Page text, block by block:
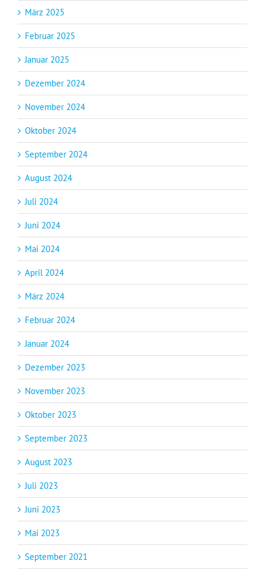
März 2025
Februar 2025
Januar 2025
Dezember 2024
November 2024
Oktober 2024
September 2024
August 2024
Juli 2024
Juni 2024
Mai 2024
April 2024
März 2024
Februar 2024
Januar 2024
Dezember 2023
November 2023
Oktober 2023
September 2023
August 2023
Juli 2023
Juni 2023
Mai 2023
September 2021